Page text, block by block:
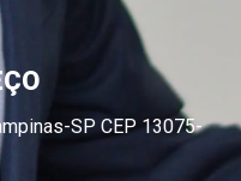
SP CEP 13075-